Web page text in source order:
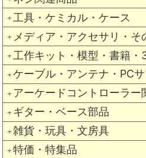
＋ 工具・ケミカル・ケース
＋ メディア・アクセサリ・そ
＋ 工作キット・模型・書籍・
＋ ケーブル・アンテナ・PC
＋ アーケードコントローラー
＋ ギター・ベース部品
＋ 雑貨・玩具・文房具
＋ 特価・特集品